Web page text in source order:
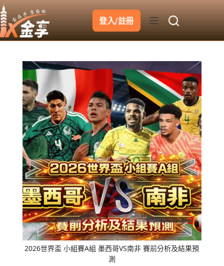
跳
至
主
要
登入/註冊
2026世界盃 小組賽A組 墨西哥VS南非 賽前分析及結果預
測